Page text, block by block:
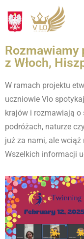
Rozmawiamy
z Włoch,
W ramach projektu
uczniowie Vlo
krajów i rozmawiają o
podróżach, naturze
już za nami, ale wciąż
Wszelkich informacji